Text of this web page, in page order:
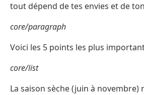
tout dépend de tes envies et de
core/paragraph
Voici les 5 points les plus
core/list
La saison sèche (juin à